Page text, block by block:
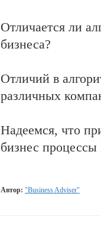
Отличается ли
бизнеса?
Отличий в
различных
Надеемся, что
бизнес
Автор: "Business Adviser"